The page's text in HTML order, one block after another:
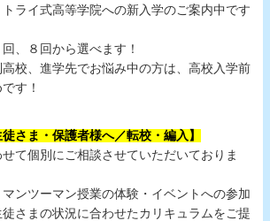
ライ式高等学院への新入学のご案内中です
、８回から選べます！
校、進学先でお悩み中の方は、高校入学前
す！
徒さま・保護者様へ／転校・編入】
て個別にご相談させていただいておりま
ンツーマン授業の体験・イベントへの参加
さまの状況に合わせたカリキュラムをご提